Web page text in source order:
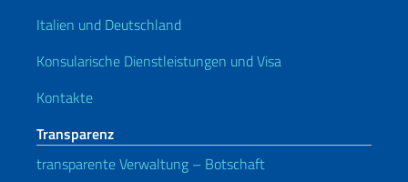
Italien und Deutschland
Konsularische Dienstleistungen und Visa
Kontakte
Transparenz
transparente Verwaltung – Botschaft